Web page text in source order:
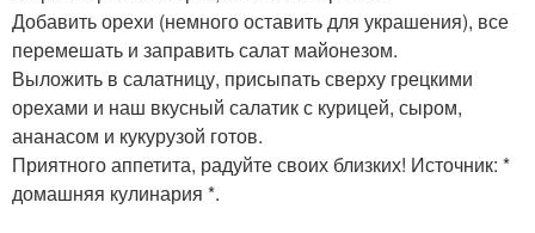
Добавить орехи (немного оставить для украшения), все
перемешать и заправить салат майонезом.
Выложить в салатницу, присыпать сверху грецкими
орехами и наш вкусный салатик с курицей, сыром,
ананасом и кукурузой готов.
Приятного аппетита, радуйте своих близких! Источник: *
домашняя кулинария *.